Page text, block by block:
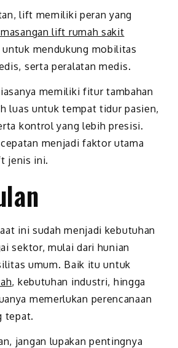
lift memiliki peran yang
lift rumah sakit
untuk mendukung mobilitas
serta peralatan medis.
memiliki fitur tambahan
luas untuk tempat tidur pasien,
kontrol yang lebih presisi.
menjadi faktor utama
jenis ini.
ini sudah menjadi kebutuhan
sektor, mulai dari hunian
umum. Baik itu untuk
, kebutuhan industri, hingga
memerlukan perencanaan
tepat.
jangan lupakan pentingnya